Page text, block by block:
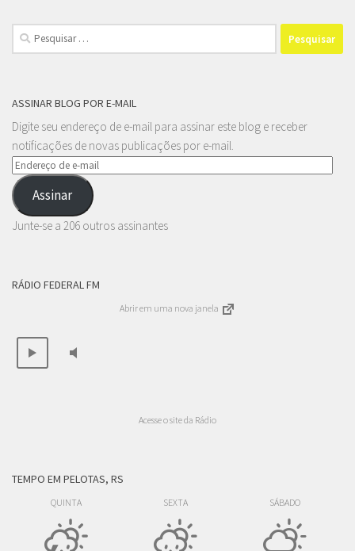
Pesquisar
por:
ASSINAR BLOG POR E-MAIL
Digite seu endereço de e-mail para assinar este blog e receber
notificações de novas publicações por e-mail.
Endereço
de
e-
mail
Assinar
Junte-se a 206 outros assinantes
RÁDIO FEDERAL FM
Abrir em uma nova janela
Acesse o site da Rádio
TEMPO EM PELOTAS, RS
QUINTA SEXTA SÁBADO